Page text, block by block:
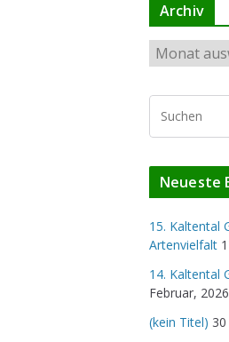
Archiv
c
i
Neueste
15. Kaltental
Artenvielfalt
14. Kaltental
Februar, 2026
(kein Titel)